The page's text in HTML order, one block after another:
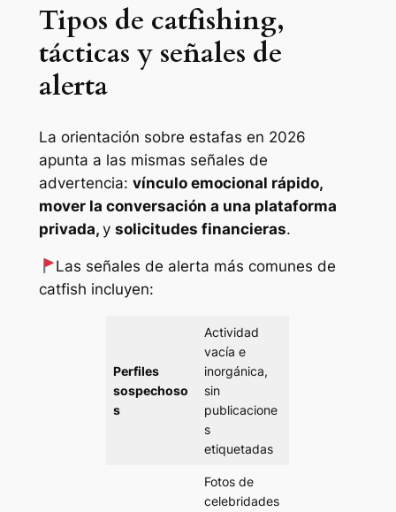
Tipos de catfishing,
tácticas y señales de
alerta
La orientación sobre estafas en 2026
apunta a las mismas señales de
advertencia: vínculo emocional rápido,
mover la conversación a una plataforma
privada, y solicitudes financieras.
Las señales de alerta más comunes de
catfish incluyen:
Perfiles
sospechoso
s
Actividad
vacía e
inorgánica,
sin
publicacione
s
etiquetadas
Fotos de
celebridades